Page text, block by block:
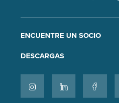
ENCUENTRE UN SOCIO
DESCARGAS